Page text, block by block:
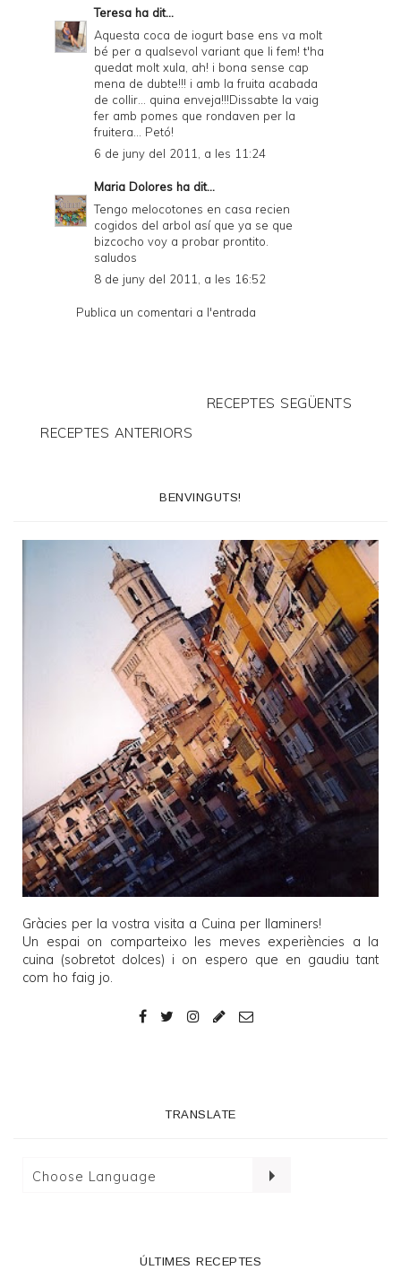
Teresa ha dit...
Aquesta coca de iogurt base ens va molt
bé per a qualsevol variant que li fem! t'ha
quedat molt xula, ah! i bona sense cap
mena de dubte!!! i amb la fruita acabada
de collir... quina enveja!!!Dissabte la vaig
fer amb pomes que rondaven per la
fruitera... Petó!
6 de juny del 2011, a les 11:24
Maria Dolores ha dit...
Tengo melocotones en casa recien
cogidos del arbol así que ya se que
bizcocho voy a probar prontito.
saludos
8 de juny del 2011, a les 16:52
Publica un comentari a l'entrada
RECEPTES SEGÜENTS
RECEPTES ANTERIORS
BENVINGUTS!
Gràcies per la vostra visita a Cuina per llaminers!
Un espai on comparteixo les meves experiències a la
cuina (sobretot dolces) i on espero que en gaudiu tant
com ho faig jo.
TRANSLATE
ÚLTIMES RECEPTES